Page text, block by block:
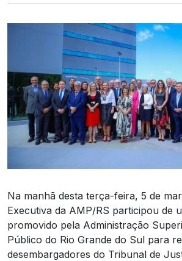
Na manhã desta terça-feira, 5 de
Executiva da AMP/RS participou de
promovido pela Administração
Público do Rio Grande do Sul para
desembargadores do Tribunal de